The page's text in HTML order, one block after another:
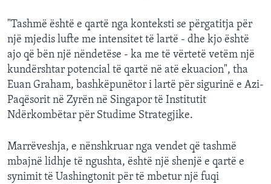
"Tashmë është e qartë nga konteksti se përgatitja për
një mjedis lufte me intensitet të lartë - dhe kjo është
ajo që bën një nëndetëse - ka me të vërtetë vetëm një
kundërshtar potencial të qartë në atë ekuacion", tha
Euan Graham, bashkëpunëtor i lartë për sigurinë e Azi-
Paqësorit në Zyrën në Singapor të Institutit
Ndërkombëtar për Studime Strategjike.
Marrëveshja, e nënshkruar nga vendet që tashmë
mbajnë lidhje të ngushta, është një shenjë e qartë e
synimit të Uashingtonit për të mbetur një fuqi